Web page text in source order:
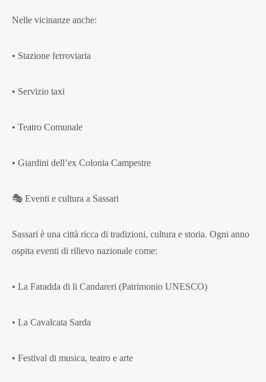
Nelle vicinanze anche:
• Stazione ferroviaria
• Servizio taxi
• Teatro Comunale
• Giardini dell’ex Colonia Campestre
🎭 Eventi e cultura a Sassari
Sassari è una città ricca di tradizioni, cultura e storia. Ogni anno
ospita eventi di rilievo nazionale come:
• La Faradda di li Candareri (Patrimonio UNESCO)
• La Cavalcata Sarda
• Festival di musica, teatro e arte